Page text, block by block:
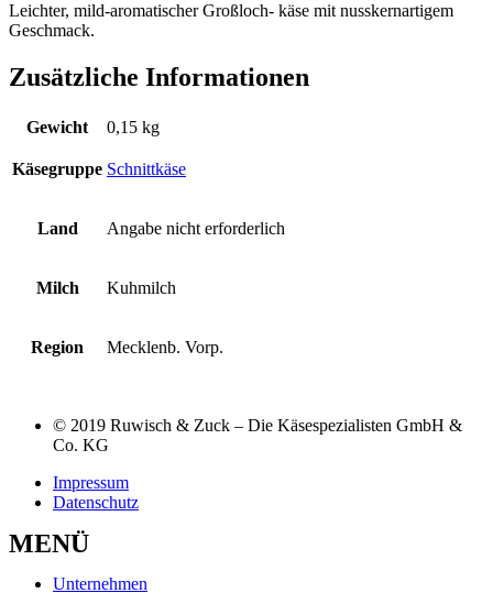
Leichter, mild-aromatischer Großloch- käse mit nusskernartigem
Geschmack.
Zusätzliche Informationen
Gewicht 0,15 kg
Käsegruppe Schnittkäse
Land Angabe nicht erforderlich
Milch Kuhmilch
Region Mecklenb. Vorp.
© 2019 Ruwisch & Zuck – Die Käsespezialisten GmbH &
Co. KG
Impressum
Datenschutz
MENÜ
Unternehmen